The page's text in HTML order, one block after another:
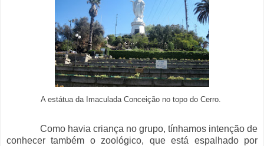
A estátua da Imaculada Conceição no topo do Cerro.
Como havia criança no grupo, tínhamos intenção de
conhecer também o zoológico, que está espalhado por